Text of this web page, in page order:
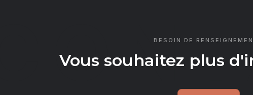
BESOIN DE
Vous souhaitez plus